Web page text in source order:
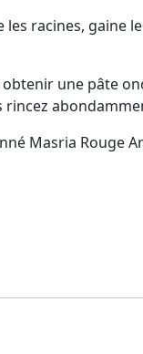
racines, gaine
une pâte
Masria Rouge